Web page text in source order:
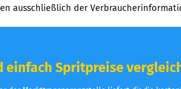
ausschließlich der
einfach Spritpreise